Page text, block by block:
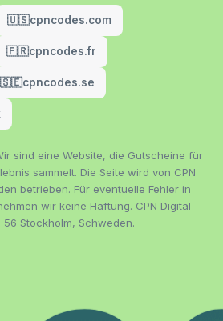
🇺🇸cpncodes.com
🇫🇷cpncodes.fr
🇸🇪cpncodes.se
sind eine Website, die Gutscheine für
sammelt. Die Seite wird von CPN
betrieben. Für eventuelle Fehler in
wir keine Haftung. CPN Digital -
56 Stockholm, Schweden.